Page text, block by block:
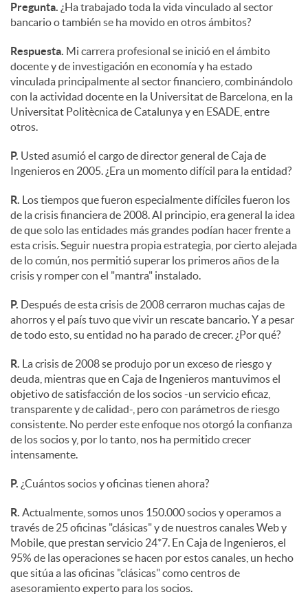
Pregunta. ¿Ha trabajado toda la vida vinculado al sector
bancario o también se ha movido en otros ámbitos?
Respuesta. Mi carrera profesional se inició en el ámbito
docente y de investigación en economía y ha estado
vinculada principalmente al sector financiero, combinándolo
con la actividad docente en la Universitat de Barcelona, en la
Universitat Politècnica de Catalunya y en ESADE, entre
otros.
P. Usted asumió el cargo de director general de Caja de
Ingenieros en 2005. ¿Era un momento difícil para la entidad?
R. Los tiempos que fueron especialmente difíciles fueron los
de la crisis financiera de 2008. Al principio, era general la idea
de que solo las entidades más grandes podían hacer frente a
esta crisis. Seguir nuestra propia estrategia, por cierto alejada
de lo común, nos permitió superar los primeros años de la
crisis y romper con el "mantra" instalado.
P. Después de esta crisis de 2008 cerraron muchas cajas de
ahorros y el país tuvo que vivir un rescate bancario. Y a pesar
de todo esto, su entidad no ha parado de crecer. ¿Por qué?
R. La crisis de 2008 se produjo por un exceso de riesgo y
deuda, mientras que en Caja de Ingenieros mantuvimos el
objetivo de satisfacción de los socios -un servicio eficaz,
transparente y de calidad-, pero con parámetros de riesgo
consistente. No perder este enfoque nos otorgó la confianza
de los socios y, por lo tanto, nos ha permitido crecer
intensamente.
P. ¿Cuántos socios y oficinas tienen ahora?
R. Actualmente, somos unos 150.000 socios y operamos a
través de 25 oficinas "clásicas" y de nuestros canales Web y
Mobile, que prestan servicio 24*7. En Caja de Ingenieros, el
95% de las operaciones se hacen por estos canales, un hecho
que sitúa a las oficinas "clásicas" como centros de
asesoramiento experto para los socios.